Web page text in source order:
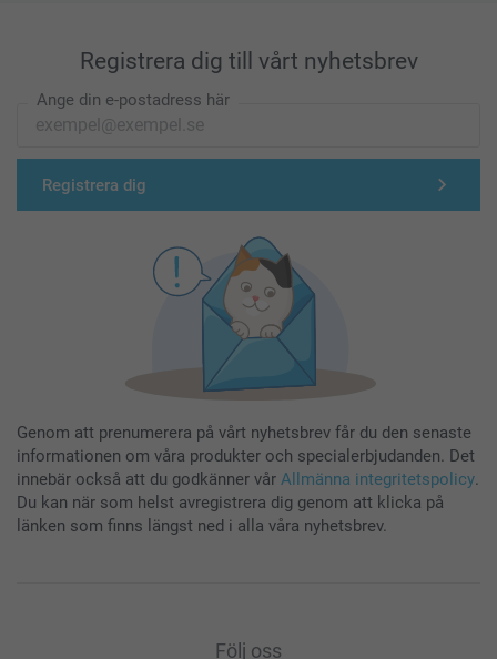
Registrera dig till vårt nyhetsbrev
Ange din e-postadress här
Registrera dig
Genom att prenumerera på vårt nyhetsbrev får du den senaste
informationen om våra produkter och specialerbjudanden. Det
innebär också att du godkänner vår Allmänna integritetspolicy.
Du kan när som helst avregistrera dig genom att klicka på
länken som finns längst ned i alla våra nyhetsbrev.
Följ oss